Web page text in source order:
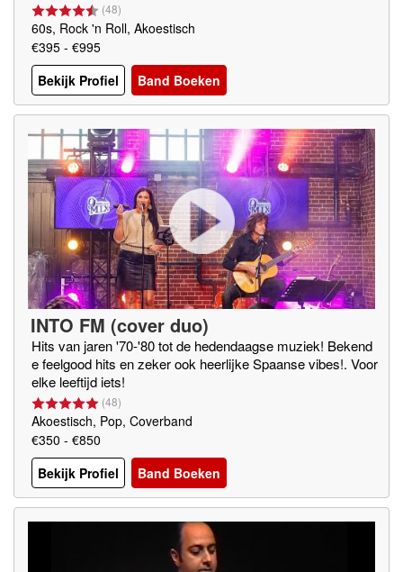
(48)
60s, Rock 'n Roll, Akoestisch
€395 - €995
Bekijk Profiel
Band Boeken
INTO FM (cover duo)
Hits van jaren '70-'80 tot de hedendaagse muziek! Bekend
e feelgood hits en zeker ook heerlijke Spaanse vibes!. Voor
elke leeftijd iets!
(48)
Akoestisch, Pop, Coverband
€350 - €850
Bekijk Profiel
Band Boeken